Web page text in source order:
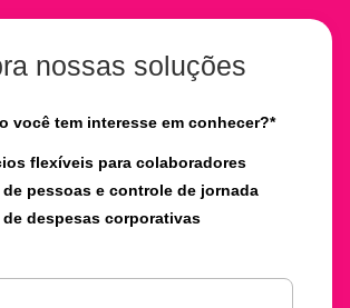
nossas soluções
você tem interesse em conhecer?*
flexíveis para colaboradores
de pessoas e controle de jornada
de despesas corporativas